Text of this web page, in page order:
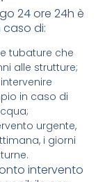
24 ore 24h è
di:
tubature che
alle strutture;
in caso di
urgente,
i giorni
intervento